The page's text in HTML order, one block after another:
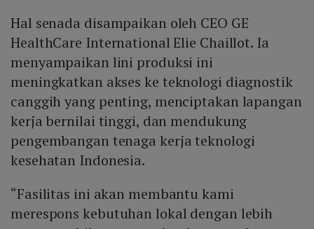
Hal senada disampaikan oleh CEO GE
HealthCare International Elie Chaillot. Ia
menyampaikan lini produksi ini
meningkatkan akses ke teknologi diagnostik
canggih yang penting, menciptakan lapangan
kerja bernilai tinggi, dan mendukung
pengembangan tenaga kerja teknologi
kesehatan Indonesia.
“Fasilitas ini akan membantu kami
merespons kebutuhan lokal dengan lebih